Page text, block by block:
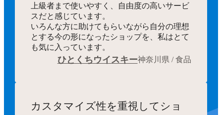
上級者まで使いやすく、自由度の高いサービ
スだと感じています。
いろんな方に助けてもらいながら自分の理想
とする今の形になったショップを、私はとて
も気に入っています。
ひとくちウイスキー神奈川県 / 食品
カスタマイズ性を重視してショ